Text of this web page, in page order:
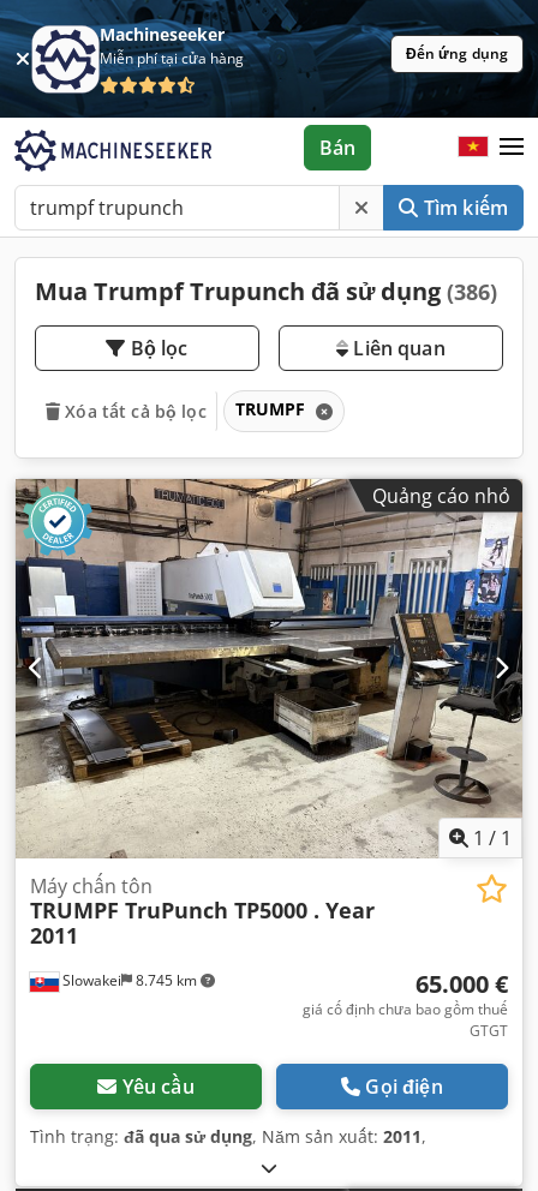
Machineseeker
Miễn phí tại cửa hàng Đến ứng dụng
Tìm kiếm
Bán
Mua Trumpf Trupunch đã sử dụng (386)
Bộ lọc Liên quan
Xóa tất cả bộ lọc TRUMPF
Quảng cáo nhỏ
1 / 1
Slowakei 8.745 km
Máy chấn tôn
TRUMPF TruPunch TP5000 . Year
2011
65.000 €
giá cố định chưa bao gồm thuế
GTGT
Yêu cầu Gọi điện
Tình trạng: đã qua sử dụng, Năm sản xuất: 2011,